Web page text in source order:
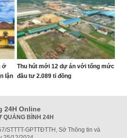
ở
lận
Thu hút mới 12 dự án với tổng mức
đầu tư 2.089 tỉ đồng
24H Online
QUẢNG BÌNH 24H
STTTT-GPTTĐTTH, Sở Thông tin và